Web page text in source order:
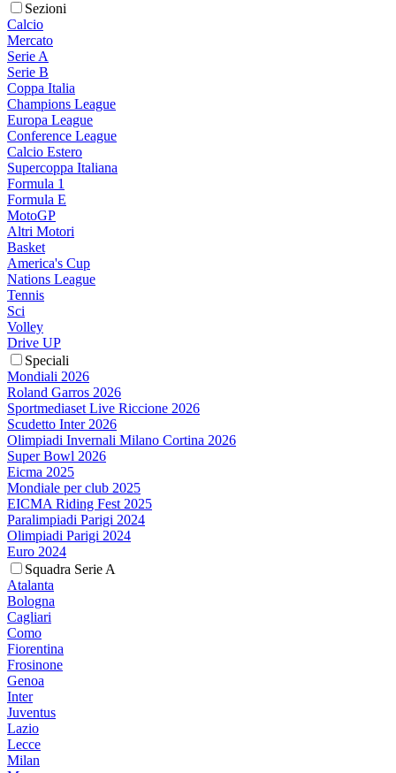
Sezioni
Calcio
Mercato
Serie A
Serie B
Coppa Italia
Champions League
Europa League
Conference League
Calcio Estero
Supercoppa Italiana
Formula 1
Formula E
MotoGP
Altri Motori
Basket
America's Cup
Nations League
Tennis
Sci
Volley
Drive UP
Speciali
Mondiali 2026
Roland Garros 2026
Sportmediaset Live Riccione 2026
Scudetto Inter 2026
Olimpiadi Invernali Milano Cortina 2026
Super Bowl 2026
Eicma 2025
Mondiale per club 2025
EICMA Riding Fest 2025
Paralimpiadi Parigi 2024
Olimpiadi Parigi 2024
Euro 2024
Squadra Serie A
Atalanta
Bologna
Cagliari
Como
Fiorentina
Frosinone
Genoa
Inter
Juventus
Lazio
Lecce
Milan